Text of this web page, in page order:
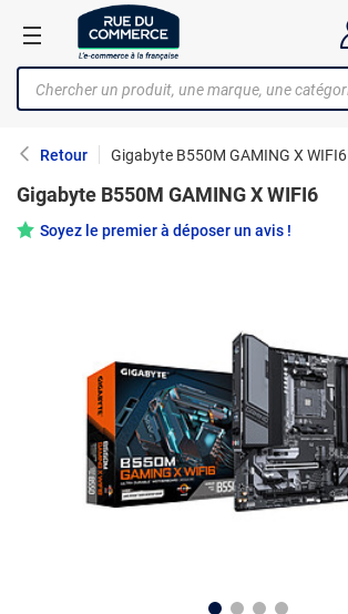
Retour Gigabyte B550M GAMING X WIFI6
Gigabyte B550M GAMING X WIFI6
Soyez le premier à déposer un avis !